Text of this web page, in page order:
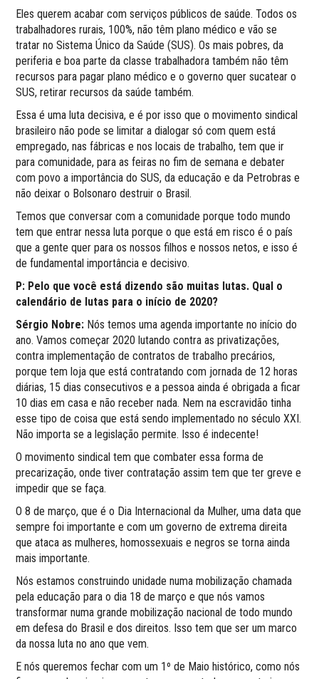
Eles querem acabar com serviços públicos de saúde. Todos os
trabalhadores rurais, 100%, não têm plano médico e vão se
tratar no Sistema Único da Saúde (SUS). Os mais pobres, da
periferia e boa parte da classe trabalhadora também não têm
recursos para pagar plano médico e o governo quer sucatear o
SUS, retirar recursos da saúde também.
Essa é uma luta decisiva, e é por isso que o movimento sindical
brasileiro não pode se limitar a dialogar só com quem está
empregado, nas fábricas e nos locais de trabalho, tem que ir
para comunidade, para as feiras no fim de semana e debater
com povo a importância do SUS, da educação e da Petrobras e
não deixar o Bolsonaro destruir o Brasil.
Temos que conversar com a comunidade porque todo mundo
tem que entrar nessa luta porque o que está em risco é o país
que a gente quer para os nossos filhos e nossos netos, e isso é
de fundamental importância e decisivo.
P: Pelo que você está dizendo são muitas lutas. Qual o
calendário de lutas para o início de 2020?
Sérgio Nobre: Nós temos uma agenda importante no início do
ano. Vamos começar 2020 lutando contra as privatizações,
contra implementação de contratos de trabalho precários,
porque tem loja que está contratando com jornada de 12 horas
diárias, 15 dias consecutivos e a pessoa ainda é obrigada a ficar
10 dias em casa e não receber nada. Nem na escravidão tinha
esse tipo de coisa que está sendo implementado no século XXI.
Não importa se a legislação permite. Isso é indecente!
O movimento sindical tem que combater essa forma de
precarização, onde tiver contratação assim tem que ter greve e
impedir que se faça.
O 8 de março, que é o Dia Internacional da Mulher, uma data que
sempre foi importante e com um governo de extrema direita
que ataca as mulheres, homossexuais e negros se torna ainda
mais importante.
Nós estamos construindo unidade numa mobilização chamada
pela educação para o dia 18 de março e que nós vamos
transformar numa grande mobilização nacional de todo mundo
em defesa do Brasil e dos direitos. Isso tem que ser um marco
da nossa luta no ano que vem.
E nós queremos fechar com um 1º de Maio histórico, como nós